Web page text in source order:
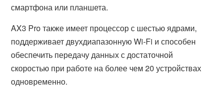
смартфона или планшета.
AX3 Pro также имеет процессор с шестью ядрами,
поддерживает двухдиапазонную Wi-Fi и способен
обеспечить передачу данных с достаточной
скоростью при работе на более чем 20 устройствах
одновременно.